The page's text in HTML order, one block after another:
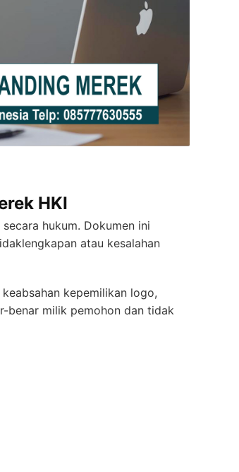
HKI
hukum. Dokumen ini
atau kesalahan
kepemilikan logo,
benar milik pemohon dan tidak